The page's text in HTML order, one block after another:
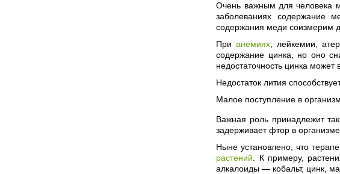
Очень важным для человека
заболеваниях содержание
содержания меди соизмерим
Прианемиях , лейкемии,
содержание цинка, но оно
недостаточность цинка может
Недостаток лития
Малое поступление в
Важная роль принадлежит
задерживает фтор в
Ныне установлено, что
растений . К примеру,
алкалоиды — кобальт, цинк,